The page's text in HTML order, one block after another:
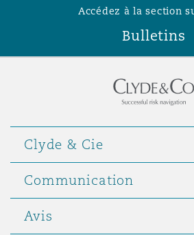
Accédez à la section
Bulletins
Clyde & Cie
Communication
Avis